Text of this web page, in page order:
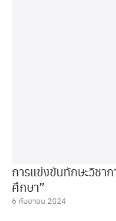
การแข่งขันทักษะวิชา
ศึกษา”
6 กันยายน 2024